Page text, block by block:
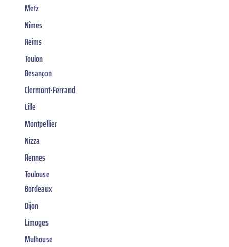
Metz
Nîmes
Reims
Toulon
Besançon
Clermont-Ferrand
Lille
Montpellier
Nizza
Rennes
Toulouse
Bordeaux
Dijon
Limoges
Mulhouse